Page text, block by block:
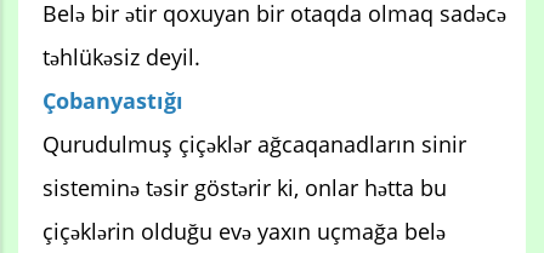
Belə bir ətir qoxuyan bir otaqda olmaq sadəcə
təhlükəsiz deyil.
Çobanyastığı
Qurudulmuş çiçəklər ağcaqanadların sinir
sisteminə təsir göstərir ki, onlar hətta bu
çiçəklərin olduğu evə yaxın uçmağa belə